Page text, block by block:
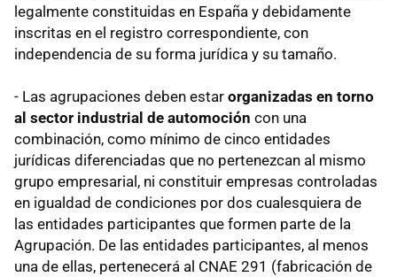
legalmente constituidas en España y debidamente
inscritas en el registro correspondiente, con
independencia de su forma jurídica y su tamaño.
- Las agrupaciones deben estar organizadas en torno
al sector industrial de automoción con una
combinación, como mínimo de cinco entidades
jurídicas diferenciadas que no pertenezcan al mismo
grupo empresarial, ni constituir empresas controladas
en igualdad de condiciones por dos cualesquiera de
las entidades participantes que formen parte de la
Agrupación. De las entidades participantes, al menos
una de ellas, pertenecerá al CNAE 291 (fabricación de